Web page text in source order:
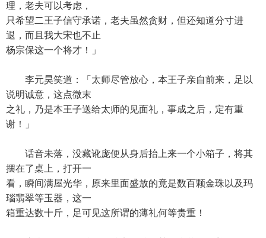
理，老夫可以考虑，
只希望二王子信守承诺，老夫虽然贪财，但还知道分寸进
退，而且我大宋也不止
杨宗保这一个将才！」
李元昊笑道：「太师尽管放心，本王子亲自前来，足以
说明诚意，这点微末
之礼，乃是本王子送给太师的见面礼，事成之后，定有重
谢！」
话音未落，没藏讹庞便从身后抬上来一个小箱子，将其
摆在了桌上，打开一
看，瞬间满屋光华，原来里面盛放的竟是数百颗金珠以及玛
瑙翡翠等玉器，这一
箱重达数十斤，足可见这所谓的薄礼何等贵重！